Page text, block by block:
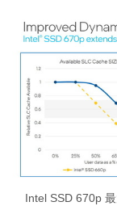
Intel SSD 670p